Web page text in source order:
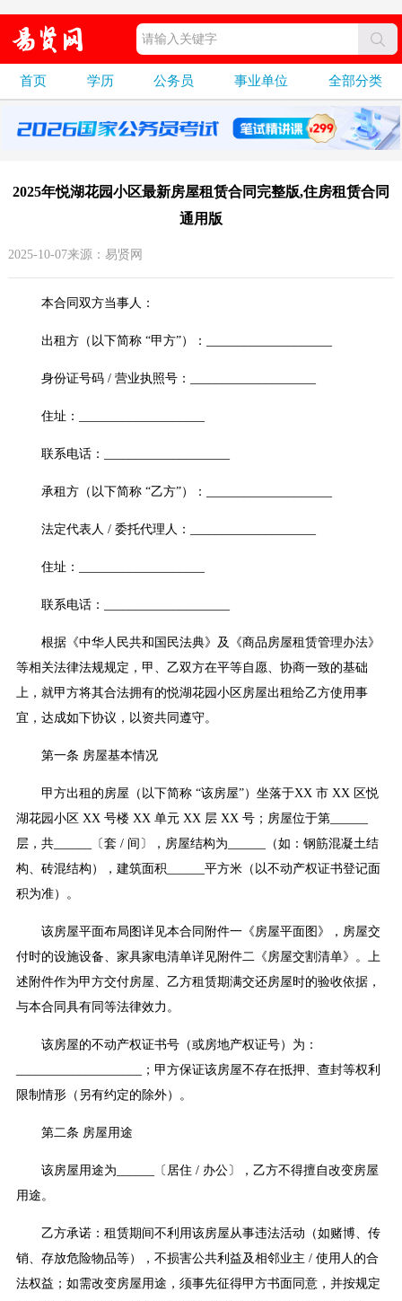
首页 学历 公务员 事业单位 全部分类
2025年悦湖花园小区最新房屋租赁合同完整版,住房租赁合同
通用版
2025-10-07来源：易贤网
本合同双方当事人：
出租方（以下简称 “甲方”）：____________________
身份证号码 / 营业执照号：____________________
住址：____________________
联系电话：____________________
承租方（以下简称 “乙方”）：____________________
法定代表人 / 委托代理人：____________________
住址：____________________
联系电话：____________________
根据《中华人民共和国民法典》及《商品房屋租赁管理办法》
等相关法律法规规定，甲、乙双方在平等自愿、协商一致的基础
上，就甲方将其合法拥有的悦湖花园小区房屋出租给乙方使用事
宜，达成如下协议，以资共同遵守。
第一条 房屋基本情况
甲方出租的房屋（以下简称 “该房屋”）坐落于XX 市 XX 区悦
湖花园小区 XX 号楼 XX 单元 XX 层 XX 号；房屋位于第______
层，共______〔套 / 间〕，房屋结构为______（如：钢筋混凝土结
构、砖混结构），建筑面积______平方米（以不动产权证书登记面
积为准）。
该房屋平面布局图详见本合同附件一《房屋平面图》，房屋交
付时的设施设备、家具家电清单详见附件二《房屋交割清单》。上
述附件作为甲方交付房屋、乙方租赁期满交还房屋时的验收依据，
与本合同具有同等法律效力。
该房屋的不动产权证书号（或房地产权证号）为：
____________________；甲方保证该房屋不存在抵押、查封等权利
限制情形（另有约定的除外）。
第二条 房屋用途
该房屋用途为______〔居住 / 办公〕，乙方不得擅自改变房屋
用途。
乙方承诺：租赁期间不利用该房屋从事违法活动（如赌博、传
销、存放危险物品等），不损害公共利益及相邻业主 / 使用人的合
法权益；如需改变房屋用途，须事先征得甲方书面同意，并按规定